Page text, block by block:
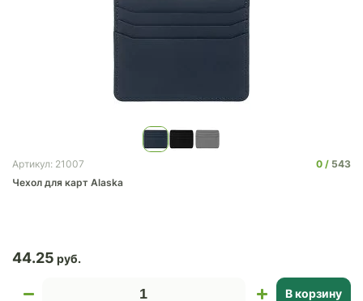
Артикул: 21007 0
543
Чехол для карт Alaska
44.25
В корзину